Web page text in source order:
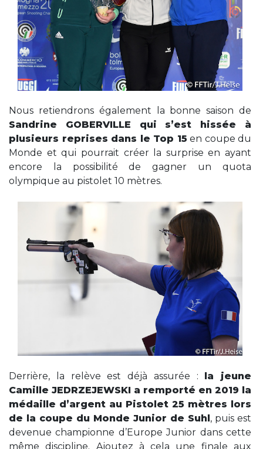
Nous retiendrons également la bonne saison de
Sandrine GOBERVILLE qui s’est hissée à
plusieurs reprises dans le Top 15 en coupe du
Monde et qui pourrait créer la surprise en ayant
encore la possibilité de gagner un quota
olympique au pistolet 10 mètres.
Derrière, la relève est déjà assurée : la jeune
Camille JEDRZEJEWSKI a remporté en 2019 la
médaille d’argent au Pistolet 25 mètres lors
de la coupe du Monde Junior de Suhl, puis est
devenue championne d’Europe Junior dans cette
même discipline. Ajoutez à cela une finale aux